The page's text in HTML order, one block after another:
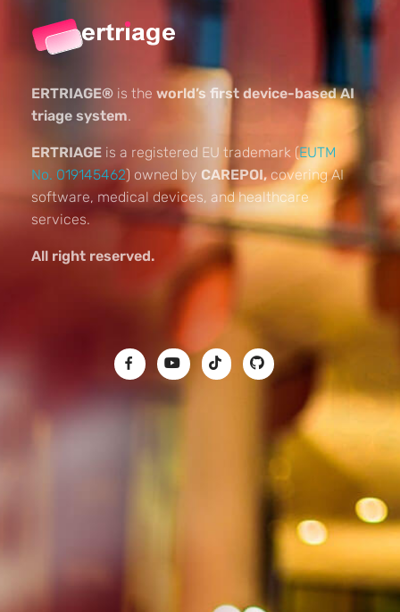
ERTRIAGE® is the world’s first device-based AI
triage system.
ERTRIAGE is a registered EU trademark (EUTM
No. 019145462) owned by CAREPOI,covering AI
software, medical devices, and healthcare
services.
All right reserved.